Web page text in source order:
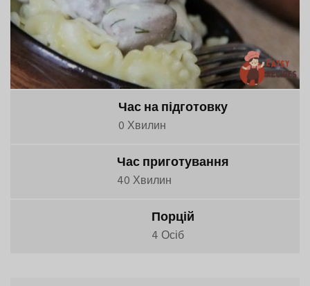
Час на підготовку
0 Хвилин
Час приготування
40 Хвилин
Порцій
4 Осіб